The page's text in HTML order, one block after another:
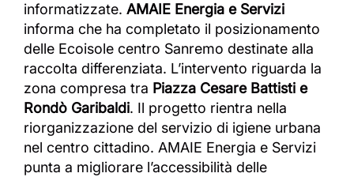
informatizzate. AMAIE Energia e Servizi
informa che ha completato il posizionamento
delle Ecoisole centro Sanremo destinate alla
raccolta differenziata. L’intervento riguarda la
zona compresa tra Piazza Cesare Battisti e
Rondò Garibaldi. Il progetto rientra nella
riorganizzazione del servizio di igiene urbana
nel centro cittadino. AMAIE Energia e Servizi
punta a migliorare l’accessibilità delle